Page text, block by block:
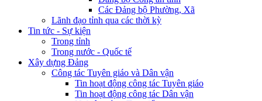
Các Đảng bộ Phường, Xã
Lãnh đạo tỉnh qua các thời kỳ
Tin tức - Sự kiện
Trong tỉnh
Trong nước - Quốc tế
Xây dựng Đảng
Công tác Tuyên giáo và Dân vận
Tin hoạt động công tác Tuyên giáo
Tin hoạt động công tác Dân vận